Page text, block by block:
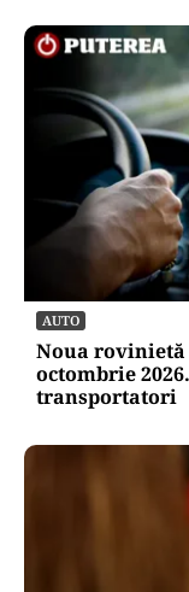
AUTO
Noua
octombrie
transportatori